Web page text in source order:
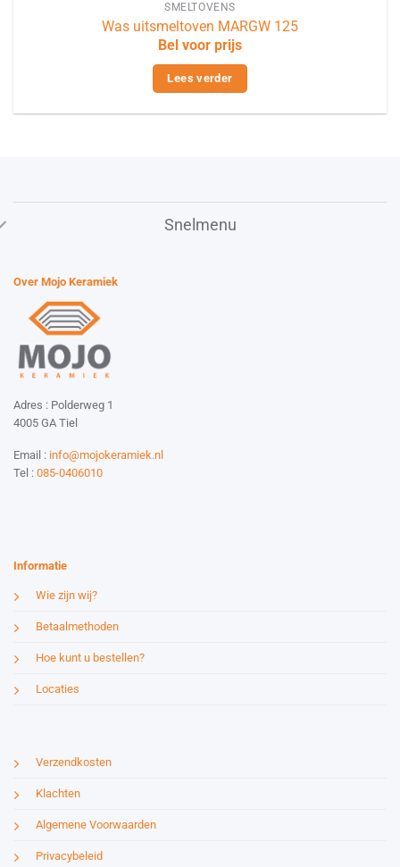
SMELTOVENS
Was uitsmeltoven MARGW 125
Bel voor prijs
Lees verder
Snelmenu
Over Mojo Keramiek
Adres : Polderweg 1
4005 GA Tiel
Email : info@mojokeramiek.nl
Tel : 085-0406010
Informatie
Wie zijn wij?
Betaalmethoden
Hoe kunt u bestellen?
Locaties
Verzendkosten
Klachten
Algemene Voorwaarden
Privacybeleid